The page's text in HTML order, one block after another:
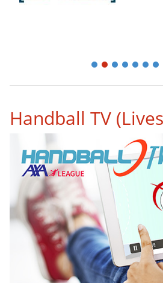
1 2 3 4 5 6 7
Handball TV